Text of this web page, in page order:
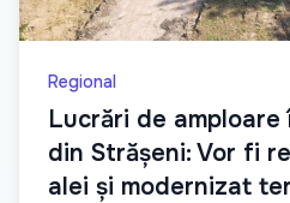
Regional
Lucrări de
din Strășeni: Vor fi
alei și modernizat